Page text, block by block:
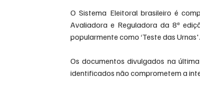
O Sistema Eleitoral brasileiro é
Avaliadora e Reguladora da 8ª
popularmente como ‘Teste das Urnas'.
Os documentos divulgados na
identificados não comprometem a